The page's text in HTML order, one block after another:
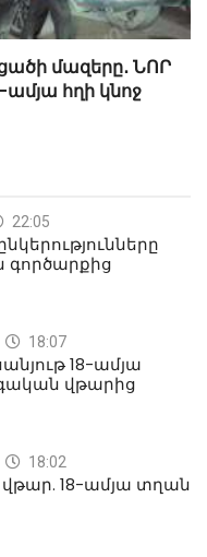
մազերը․ ՆՈՐ
հղի կնոջ
22:05
գործարքից
18:07
18-ամյա
վթարից
18:02
18-ամյա տղան